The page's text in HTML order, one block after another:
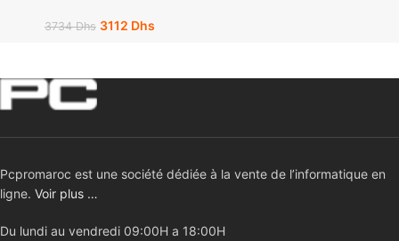
3734Dhs 3112 Dhs
Pcpromaroc est une société dédiée à la vente de l’informatique en
ligne. Voir plus …
Du lundi au vendredi 09:00H a 18:00H